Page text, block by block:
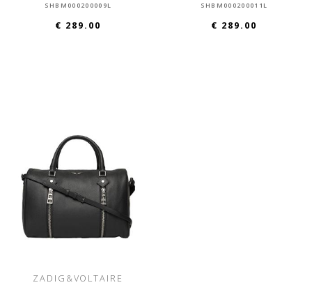
SHBM000200009L
€ 289.00
SHBM000200011L
€ 289.00
ZADIG&VOLTAIRE